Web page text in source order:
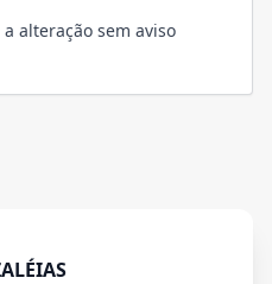
alteração sem aviso